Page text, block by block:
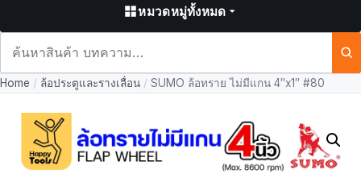
หมวดหมู่ทั้งหมด
และ
Home / ล้อประตูและรางเลื่อน / SUMO ล้อทราย ไม่มีแกน 4″x1″ #80